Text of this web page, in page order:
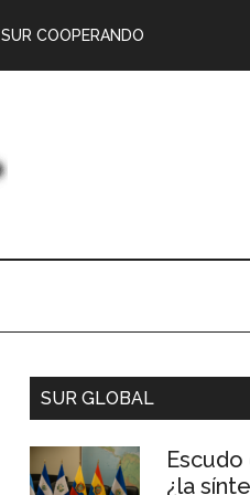
SUR COOPERANDO
SUR GLOBAL
Escudo
¿la